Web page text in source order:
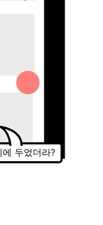
두었더라?